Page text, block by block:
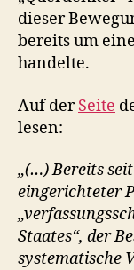
dieser
bereits um
handelte.
Auf derSeite
lesen:
„(…) Bereits
eingerichteter
Staates“, der
systematische